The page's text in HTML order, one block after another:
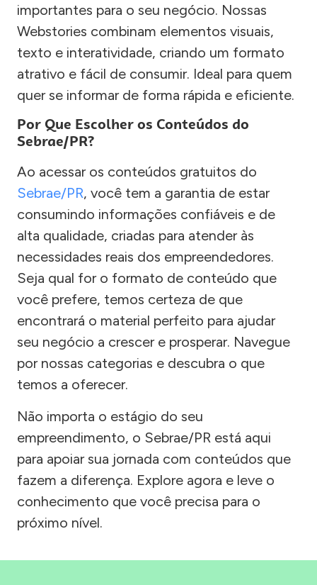
importantes para o seu negócio. Nossas
Webstories combinam elementos visuais,
texto e interatividade, criando um formato
atrativo e fácil de consumir. Ideal para quem
quer se informar de forma rápida e eficiente.
Por Que Escolher os Conteúdos do
Sebrae/PR?
Ao acessar os conteúdos gratuitos do
Sebrae/PR, você tem a garantia de estar
consumindo informações confiáveis e de
alta qualidade, criadas para atender às
necessidades reais dos empreendedores.
Seja qual for o formato de conteúdo que
você prefere, temos certeza de que
encontrará o material perfeito para ajudar
seu negócio a crescer e prosperar. Navegue
por nossas categorias e descubra o que
temos a oferecer.
Não importa o estágio do seu
empreendimento, o Sebrae/PR está aqui
para apoiar sua jornada com conteúdos que
fazem a diferença. Explore agora e leve o
conhecimento que você precisa para o
próximo nível.